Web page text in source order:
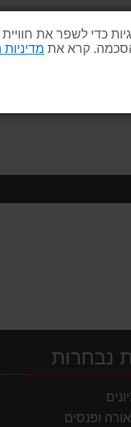
כדי לשפר את
קרא את
על עמודים
קיים וכך
נבחרות
ופנסים